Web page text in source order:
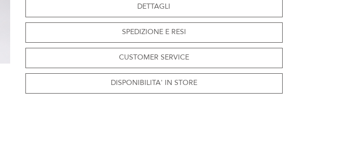
DETTAGLI
SPEDIZIONE E RESI
CUSTOMER SERVICE
DISPONIBILITA' IN STORE